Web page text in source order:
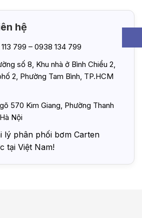
hệ
799 – 0938 134 799
số 8, Khu nhà ở Bình Chiểu 2,
2, Phường Tam Bình, TP.HCM
570 Kim Giang, Phường Thanh
Nội
lý phân phối bơm Carten
tại Việt Nam!